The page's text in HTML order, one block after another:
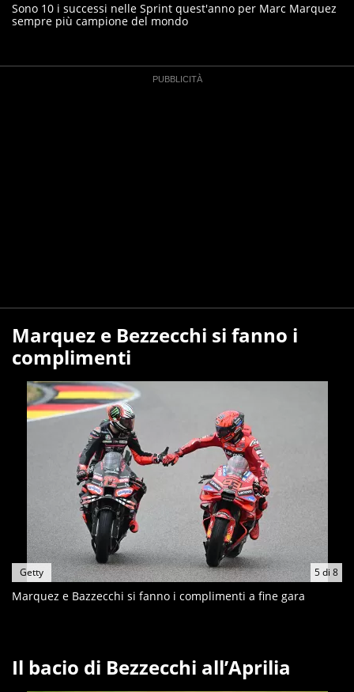
Sono 10 i successi nelle Sprint quest'anno per Marc Marquez
sempre più campione del mondo
Marquez e Bezzecchi si fanno i
complimenti
5di 8
Getty
Marquez e Bazzecchi si fanno i complimenti a fine gara
Il bacio di Bezzecchi all’Aprilia